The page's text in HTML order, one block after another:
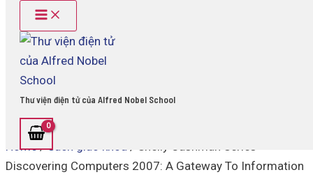
content
Main
Menu
Thư viện điện tử của Alfred Nobel School
Home/Sách giáo khoa / Shelly Cashman Series –
Discovering Computers 2007: A Gateway To Information
Cashman
Series
Discovering
Computers
Gateway
(Web
Enhanced